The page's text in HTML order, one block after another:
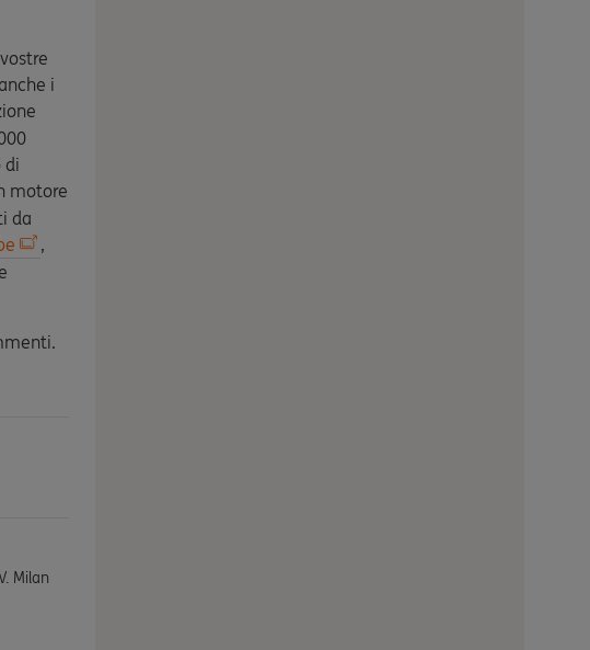
i
di
motore
da
,
Milan